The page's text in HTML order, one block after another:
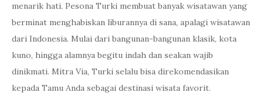
menarik hati. Pesona Turki membuat banyak wisatawan yang
berminat menghabiskan liburannya di sana, apalagi wisatawan
dari Indonesia. Mulai dari bangunan-bangunan klasik, kota
kuno, hingga alamnya begitu indah dan seakan wajib
dinikmati. Mitra Via, Turki selalu bisa direkomendasikan
kepada Tamu Anda sebagai destinasi wisata favorit.